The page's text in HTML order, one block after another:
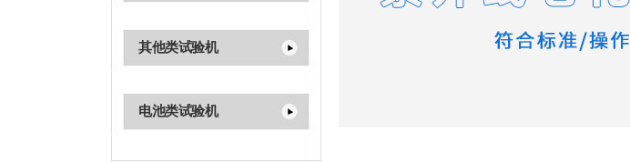
其他类试验机
电池类试验机